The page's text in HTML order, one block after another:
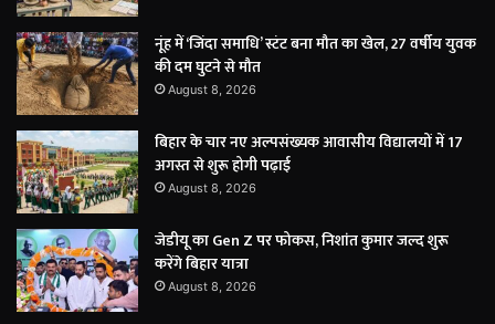
नूंह में ‘जिंदा समाधि’ स्टंट बना मौत का खेल, 27 वर्षीय युवक
की दम घुटने से मौत
August 8, 2026
बिहार के चार नए अल्पसंख्यक आवासीय विद्यालयों में 17
अगस्त से शुरू होगी पढ़ाई
August 8, 2026
जेडीयू का Gen Z पर फोकस, निशांत कुमार जल्द शुरू
करेंगे बिहार यात्रा
August 8, 2026